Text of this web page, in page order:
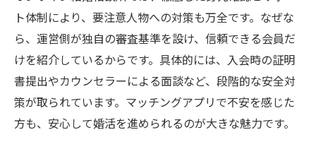
説
本人確認と身元保証で安心の出会いを実現
恋たまなど評判と相談所の比較ポイント
埼玉の自治体と連携した婚活サポート体制
埼玉で安全な婚活を叶える相談所選び
20代後半から始める埼玉県の婚活新常識
ト体制により、要注意人物への対策も万全です。なぜな
ら、運営側が独自の審査基準を設け、信頼できる会員だ
けを紹介しているからです。具体的には、入会時の証明
書提出やカウンセラーによる面談など、段階的な安全対
策が取られています。マッチングアプリで不安を感じた
方も、安心して婚活を進められるのが大きな魅力です。